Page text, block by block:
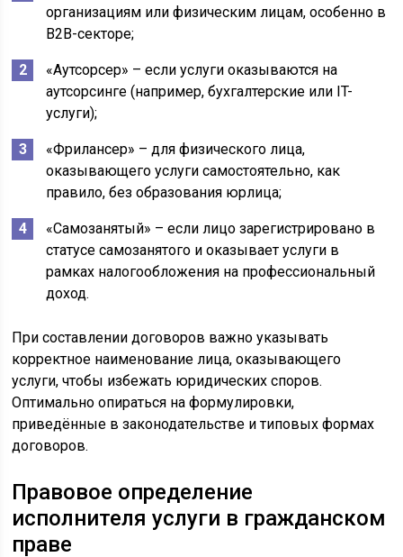
организациям или физическим лицам, особенно в
B2B-секторе;
«Аутсорсер» – если услуги оказываются на
аутсорсинге (например, бухгалтерские или IT-
услуги);
«Фрилансер» – для физического лица,
оказывающего услуги самостоятельно, как
правило, без образования юрлица;
«Самозанятый» – если лицо зарегистрировано в
статусе самозанятого и оказывает услуги в
рамках налогообложения на профессиональный
доход.
При составлении договоров важно указывать
корректное наименование лица, оказывающего
услуги, чтобы избежать юридических споров.
Оптимально опираться на формулировки,
приведённые в законодательстве и типовых формах
договоров.
Правовое определение
исполнителя услуги в гражданском
праве